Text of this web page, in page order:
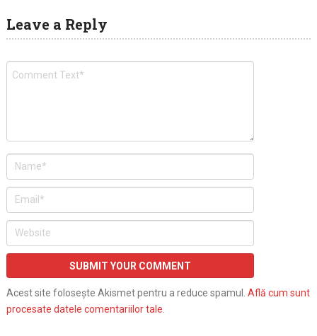
Leave a Reply
Acest site folosește Akismet pentru a reduce spamul. Află cum sunt
procesate datele comentariilor tale